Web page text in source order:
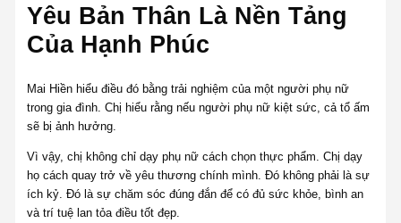
Yêu Bản Thân Là Nền Tảng
Của Hạnh Phúc
Mai Hiền hiểu điều đó bằng trải nghiệm của một người phụ nữ
trong gia đình. Chị hiểu rằng nếu người phụ nữ kiệt sức, cả tổ ấm
sẽ bị ảnh hưởng.
Vì vậy, chị không chỉ dạy phụ nữ cách chọn thực phẩm. Chị dạy
họ cách quay trở về yêu thương chính mình. Đó không phải là sự
ích kỷ. Đó là sự chăm sóc đúng đắn để có đủ sức khỏe, bình an
và trí tuệ lan tỏa điều tốt đẹp.